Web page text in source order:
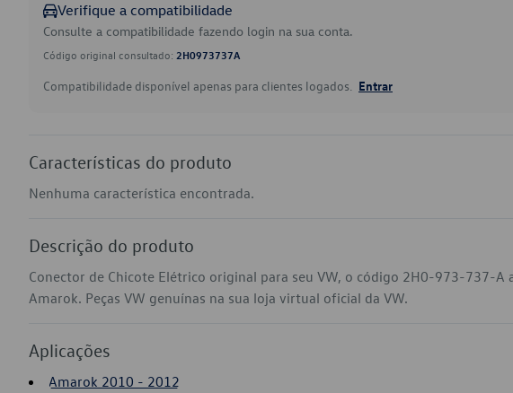
Verifique a compatibilidade
Consulte a compatibilidade fazendo login na sua conta.
Código original consultado: 2H0973737A
Compatibilidade disponível apenas para clientes logados. Entrar
Características do produto
Nenhuma característica encontrada.
Descrição do produto
Conector de Chicote Elétrico original para seu VW, o código 2H0-973-737-A
Amarok. Peças VW genuínas na sua loja virtual oficial da VW.
Aplicações
Amarok 2010 - 2012